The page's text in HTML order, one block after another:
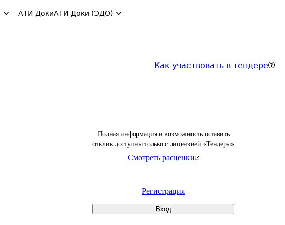
АТИ-ДокиАТИ-Доки (ЭДО)
Как участвовать в тендере
Полная информация и возможность оставить
отклик доступны только с лицензией «Тендеры»
Смотреть расценки
Регистрация
Вход